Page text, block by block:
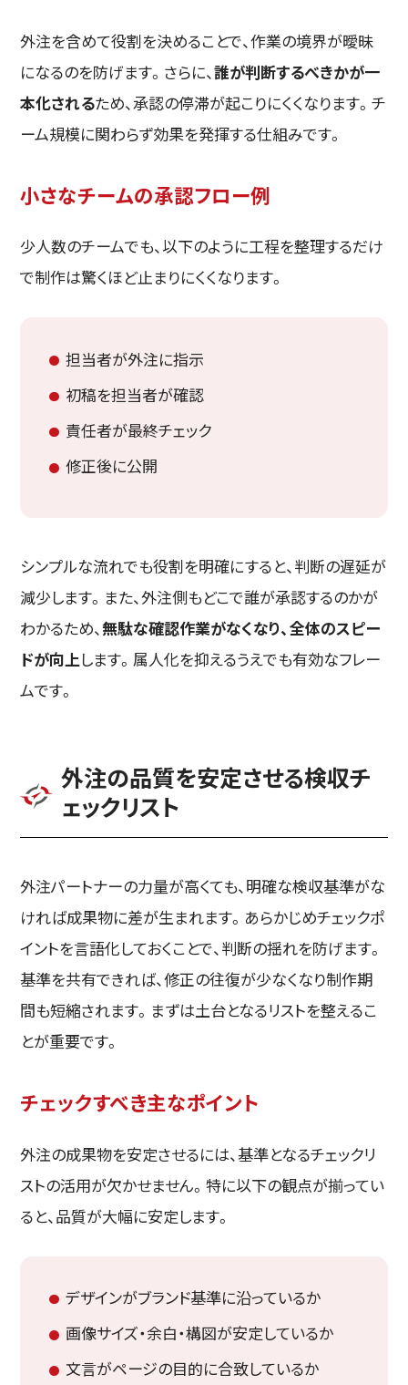
外注を含めて役割を決めることで、作業の境界が曖昧
になるのを防げます。さらに、誰が判断するべきかが一
本化されるため、承認の停滞が起こりにくくなります。チ
ーム規模に関わらず効果を発揮する仕組みです。
小さなチームの承認フロー例
少人数のチームでも、以下のように工程を整理するだけ
で制作は驚くほど止まりにくくなります。
担当者が外注に指示
初稿を担当者が確認
責任者が最終チェック
修正後に公開
シンプルな流れでも役割を明確にすると、判断の遅延が
減少します。また、外注側もどこで誰が承認するのかが
わかるため、無駄な確認作業がなくなり、全体のスピー
ドが向上します。属人化を抑えるうえでも有効なフレー
ムです。
外注の品質を安定させる検収チ
ェックリスト
外注パートナーの力量が高くても、明確な検収基準がな
ければ成果物に差が生まれます。あらかじめチェックポ
イントを言語化しておくことで、判断の揺れを防げます。
基準を共有できれば、修正の往復が少なくなり制作期
間も短縮されます。まずは土台となるリストを整えるこ
とが重要です。
チェックすべき主なポイント
外注の成果物を安定させるには、基準となるチェックリ
ストの活用が欠かせません。特に以下の観点が揃ってい
ると、品質が大幅に安定します。
デザインがブランド基準に沿っているか
画像サイズ・余白・構図が安定しているか
文言がページの目的に合致しているか